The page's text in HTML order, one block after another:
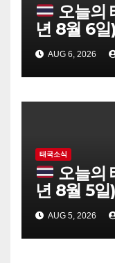
오늘의
년 8월 6일)
AUG 6, 2026
태국소식
오늘의
년 8월 5일)
AUG 5, 2026